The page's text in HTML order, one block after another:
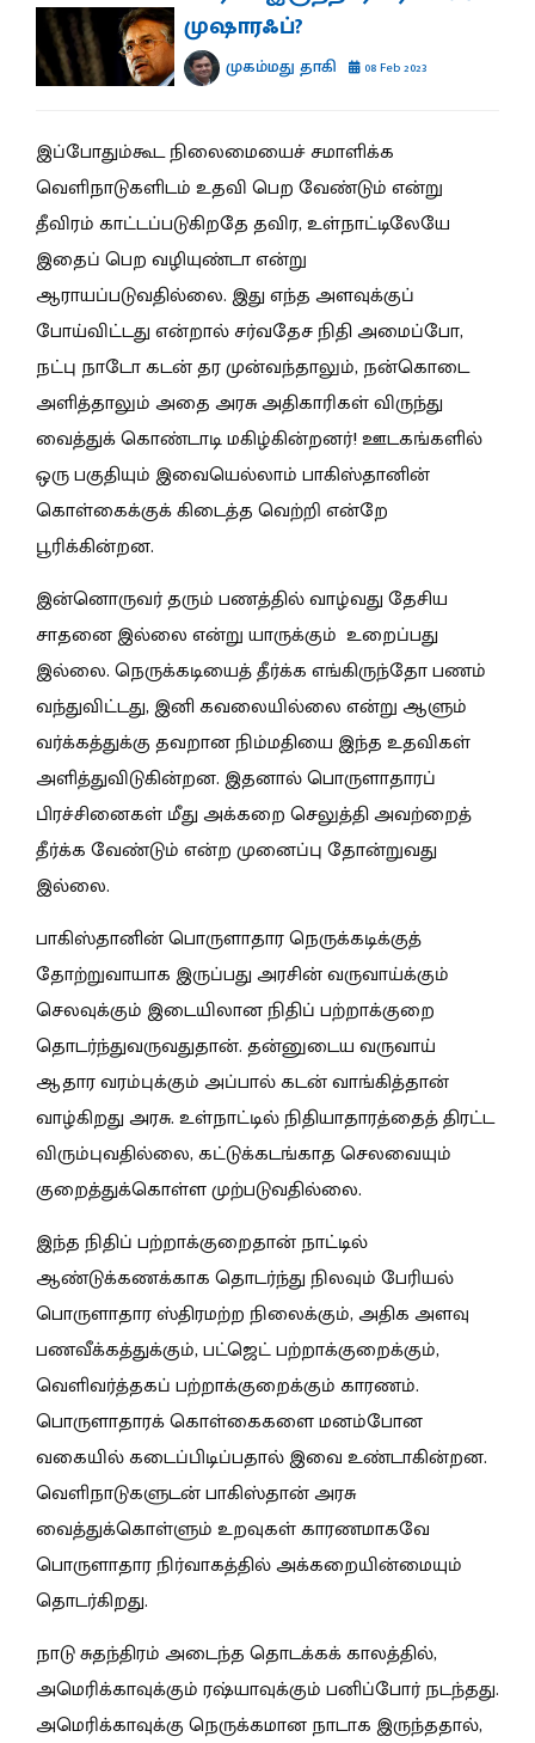
முஷாரஃப்?
முகம்மது தாகி 08 Feb 2023
இப்போதும்கூட நிலைமையைச் சமாளிக்க
வெளிநாடுகளிடம் உதவி பெற வேண்டும் என்று
தீவிரம் காட்டப்படுகிறதே தவிர, உள்நாட்டிலேயே
இதைப் பெற வழியுண்டா என்று
ஆராயப்படுவதில்லை. இது எந்த அளவுக்குப்
போய்விட்டது என்றால் சர்வதேச நிதி அமைப்போ,
நட்பு நாடோ கடன் தர முன்வந்தாலும், நன்கொடை
அளித்தாலும் அதை அரசு அதிகாரிகள் விருந்து
வைத்துக் கொண்டாடி மகிழ்கின்றனர்! ஊடகங்களில்
ஒரு பகுதியும் இவையெல்லாம் பாகிஸ்தானின்
கொள்கைக்குக் கிடைத்த வெற்றி என்றே
பூரிக்கின்றன.
இன்னொருவர் தரும் பணத்தில் வாழ்வது தேசிய
சாதனை இல்லை என்று யாருக்கும் உறைப்பது
இல்லை. நெருக்கடியைத் தீர்க்க எங்கிருந்தோ பணம்
வந்துவிட்டது, இனி கவலையில்லை என்று ஆளும்
வர்க்கத்துக்கு தவறான நிம்மதியை இந்த உதவிகள்
அளித்துவிடுகின்றன. இதனால் பொருளாதாரப்
பிரச்சினைகள் மீது அக்கறை செலுத்தி அவற்றைத்
தீர்க்க வேண்டும் என்ற முனைப்பு தோன்றுவது
இல்லை.
பாகிஸ்தானின் பொருளாதார நெருக்கடிக்குத்
தோற்றுவாயாக இருப்பது அரசின் வருவாய்க்கும்
செலவுக்கும் இடையிலான நிதிப் பற்றாக்குறை
தொடர்ந்துவருவதுதான். தன்னுடைய வருவாய்
ஆதார வரம்புக்கும் அப்பால் கடன் வாங்கித்தான்
வாழ்கிறது அரசு. உள்நாட்டில் நிதியாதாரத்தைத் திரட்ட
விரும்புவதில்லை, கட்டுக்கடங்காத செலவையும்
குறைத்துக்கொள்ள முற்படுவதில்லை.
இந்த நிதிப் பற்றாக்குறைதான் நாட்டில்
ஆண்டுக்கணக்காக தொடர்ந்து நிலவும் பேரியல்
பொருளாதார ஸ்திரமற்ற நிலைக்கும், அதிக அளவு
பணவீக்கத்துக்கும், பட்ஜெட் பற்றாக்குறைக்கும்,
வெளிவர்த்தகப் பற்றாக்குறைக்கும் காரணம்.
பொருளாதாரக் கொள்கைகளை மனம்போன
வகையில் கடைப்பிடிப்பதால் இவை உண்டாகின்றன.
வெளிநாடுகளுடன் பாகிஸ்தான் அரசு
வைத்துக்கொள்ளும் உறவுகள் காரணமாகவே
பொருளாதார நிர்வாகத்தில் அக்கறையின்மையும்
தொடர்கிறது.
நாடு சுதந்திரம் அடைந்த தொடக்கக் காலத்தில்,
அமெரிக்காவுக்கும் ரஷ்யாவுக்கும் பனிப்போர் நடந்தது.
அமெரிக்காவுக்கு நெருக்கமான நாடாக இருந்ததால்,